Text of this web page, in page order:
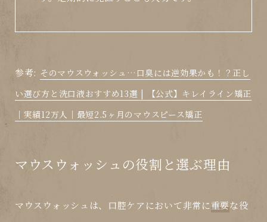
参考: そのマウスウォッシュ…口臭には逆効果かも！？正し
い選び方と洗口液おすすめ13選 | 【公式】キレイライン矯正
｜実績12万人｜最短2.5ヶ月のマウスピース矯正
マウスウォッシュの役割と選ぶ理由
マウスウォッシュは、口腔ケアにおいて非常に重要な役